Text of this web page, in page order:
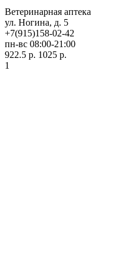
Ветеринарная аптека
ул. Ногина, д. 5
+7(915)158-02-42
пн-вс 08:00-21:00
922.5 р. 1025 р.
1